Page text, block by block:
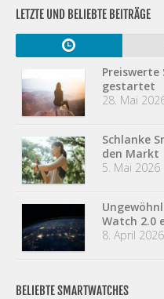
LETZTE UND BELIEBTE BEITRÄGE
Preiswerte
gestartet
28. Mai
Schlanke
den Markt
5. Mai 2026
Watch 2.0
8. April 2026
BELIEBTE SMARTWATCHES